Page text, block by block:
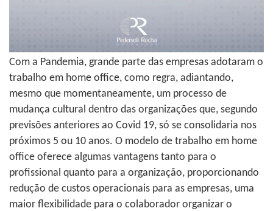
Com a Pandemia, grande parte das empresas adotaram o
trabalho em home office, como regra, adiantando,
mesmo que momentaneamente, um processo de
mudança cultural dentro das organizações que, segundo
previsões anteriores ao Covid 19, só se consolidaria nos
próximos 5 ou 10 anos. O modelo de trabalho em home
office oferece algumas vantagens tanto para o
profissional quanto para a organização, proporcionando
redução de custos operacionais para as empresas, uma
maior flexibilidade para o colaborador organizar o